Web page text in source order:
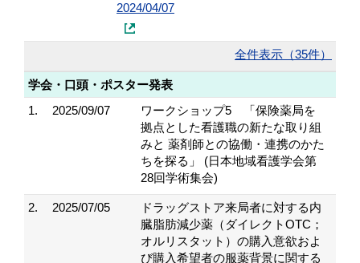
2024/04/07
全件表示（35件）
学会・口頭・ポスター発表
1.
2025/09/07
ワークショップ5 「保険薬局を
拠点とした看護職の新たな取り組
みと 薬剤師との協働・連携のかた
ちを探る」 (日本地域看護学会第
28回学術集会)
2. 2025/07/05
ドラッグストア来局者に対する内
臓脂肪減少薬（ダイレクトOTC；
オルリスタット）の購入意欲およ
び購入希望者の服薬背景に関する